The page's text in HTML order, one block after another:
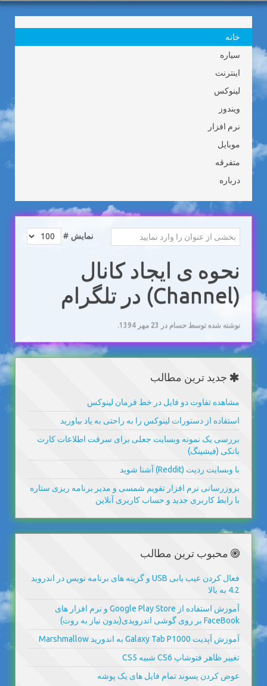
خانه
سیاره
اینترنت
لینوکس
ویندوز
نرم افزار
موبایل
متفرقه
درباره
نمایش #
نحوه ی ایجاد کانال
(Channel) در تلگرام
نوشته شده توسط حسام در 23 مهر 1394 .
جدید ترین مطالب
مشاهده تفاوت دو فایل در خط فرمان لینوکس
استفاده از دستورات لینوکس را به راحتی به یاد بیاورید
بررسی یک نمونه وبسایت جعلی برای سرقت اطلاعات کارت
بانکی (فیشینگ)
با وبسایت ردیت (Reddit) آشنا شوید
بروزرسانی نرم افزار تقویم شمسی و مدیر برنامه ریزی ستاره
با رابط کاربری جدید و حساب کاربری آنلاین
محبوب ترین مطالب
فعال کردن عیب یابی USB و گزینه های برنامه نویس در اندروید
4.2 به بالا
آموزش استفاده از Google Play Store و نرم افزار های
FaceBook بر روی گوشی اندرویدی(بدون نیاز به روت)
آموزش آپدیت Galaxy Tab P1000 به اندورید Marshmallow
تغییر ظاهر فتوشاپ CS6 شبیه CS5
عوض کردن پسوند تمام فایل های یک پوشه